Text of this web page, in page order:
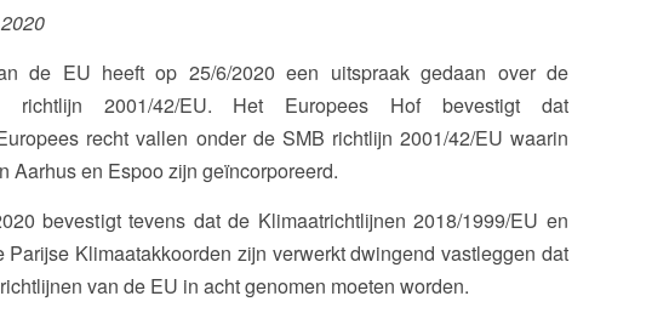
de EU heeft op 25/6/2020 een uitspraak gedaan over de
richtlijn 2001/42/EU. Het Europees Hof bevestigt dat
recht vallen onder de SMB richtlijn 2001/42/EU waarin
Aarhus en Espoo zijn geïncorporeerd.
bevestigt tevens dat de Klimaatrichtlijnen 2018/1999/EU en
Klimaatakkoorden zijn verwerkt dwingend vastleggen dat
van de EU in acht genomen moeten worden.